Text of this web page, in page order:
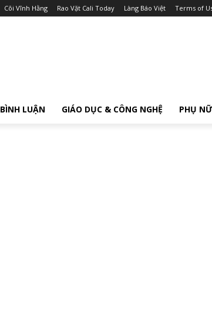
Cõi Vĩnh Hằng Rao Vặt Cali Today Làng Báo Việt Terms of
BÌNH LUẬN GIÁO DỤC & CÔNG NGHỆ PHỤ NỮ